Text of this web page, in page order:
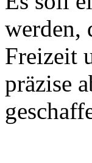
werden,
Freizeit
präzise